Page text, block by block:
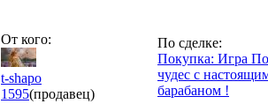
От кого:
t-shapo
1595(продавец)
По сделке:
Покупка: Игра
чудес с
барабаном !